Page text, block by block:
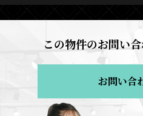
この物件のお問い
お問い合